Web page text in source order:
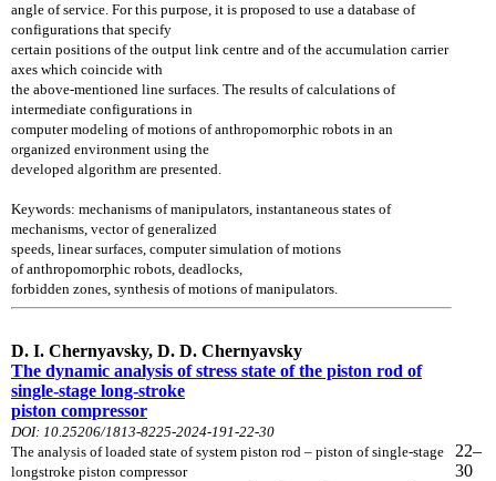
angle of service. For this purpose, it is proposed to use a database of
configurations that specify
certain positions of the output link centre and of the accumulation carrier
axes which coincide with
the above-mentioned line surfaces. The results of calculations of
intermediate configurations in
computer modeling of motions of anthropomorphic robots in an
organized environment using the
developed algorithm are presented.
Keywords: mechanisms of manipulators, instantaneous states of
mechanisms, vector of generalized
speeds, linear surfaces, computer simulation of motions
ofanthropomorphic robots, deadlocks,
forbidden zones, synthesis of motions of manipulators.
D. I. Chernyavsky, D. D. Chernyavsky
The dynamic analysis of stress state of the piston rod of
single-stage long-stroke
piston compressor
DOI: 10.25206/1813-8225-2024-191-22-30
The analysis of loaded state of system piston rod – piston of single-stage
longstroke piston compressor
22–
30